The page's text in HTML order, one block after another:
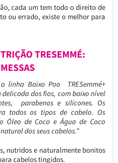
cada um tem todo o direito de
ou errado, existe o melhor para
TRESEMMÉ:
a linha Baixo Poo TRESemmé+
dos fios, com baixo nível
parabenos e silicones. Os
todos os tipos de cabelo. Os
Óleo de Coco e Água de Coco
dos seus cabelos.”
nutridos e naturalmente bonitos
cabelos tingidos.